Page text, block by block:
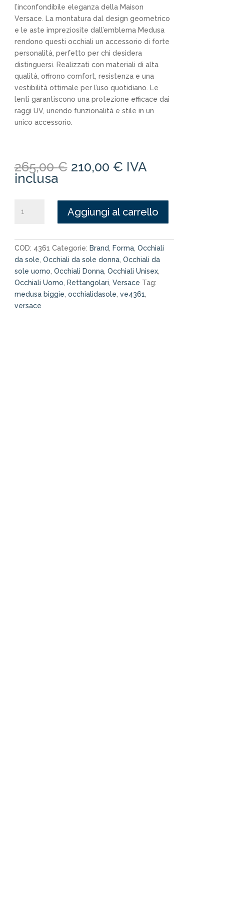
l’inconfondibile eleganza della Maison
Versace. La montatura dal design geometrico
e le aste impreziosite dall’emblema Medusa
rendono questi occhiali un accessorio di forte
personalità, perfetto per chi desidera
distinguersi. Realizzati con materiali di alta
qualità, offrono comfort, resistenza e una
vestibilità ottimale per l’uso quotidiano. Le
lenti garantiscono una protezione efficace dai
raggi UV, unendo funzionalità e stile in un
unico accessorio.
265,00€ Il
prezzo
era:
265,00 €.
210,00 €Il
è:
210,00 €.
IVA
inclusa
4361
da
sole
quantità
Aggiungi al carrello
COD: 4361 Categorie: Brand Forma, Occhiali
da sole Occhiali da sole donna, Occhiali da
sole uomo Occhiali Donna, Occhiali Unisex,
Occhiali Uomo
Rettangolari Versace Tag:
medusa biggie occhialidasole ve4361
versace